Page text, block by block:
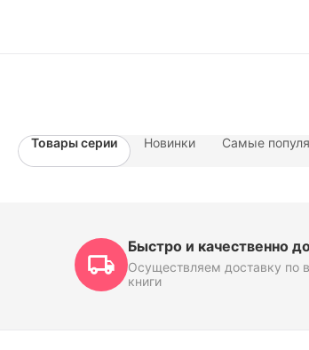
Товары серии Новинки Самые
Быстро и качественно
Осуществляем доставку по
книги